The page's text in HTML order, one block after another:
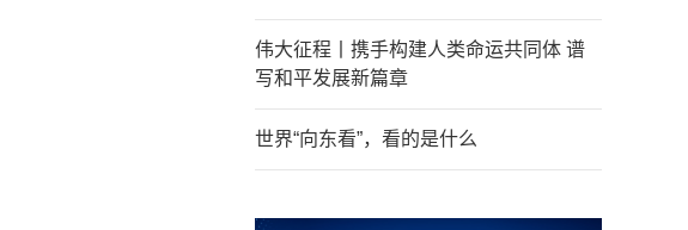
伟大征程丨携手构建人类命运共同体 谱
写和平发展新篇章
世界“向东看”，看的是什么